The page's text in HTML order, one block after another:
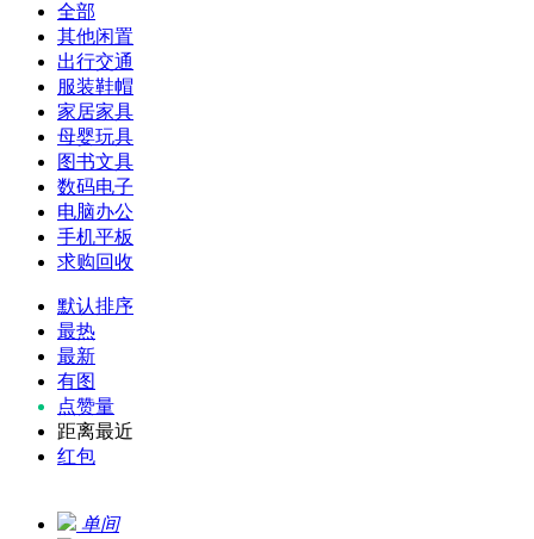
全部
其他闲置
出行交通
服装鞋帽
家居家具
母婴玩具
图书文具
数码电子
电脑办公
手机平板
求购回收
默认排序
最热
最新
有图
点赞量
距离最近
红包
单间